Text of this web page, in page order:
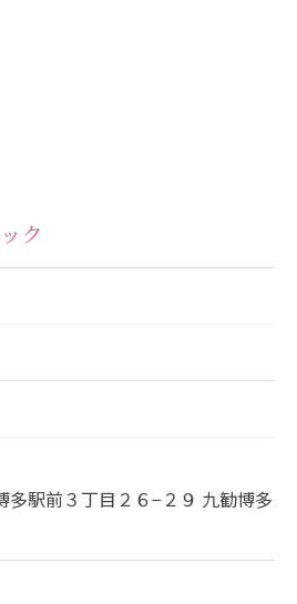
ク
多駅前３丁目２６−２９ 九勧博多